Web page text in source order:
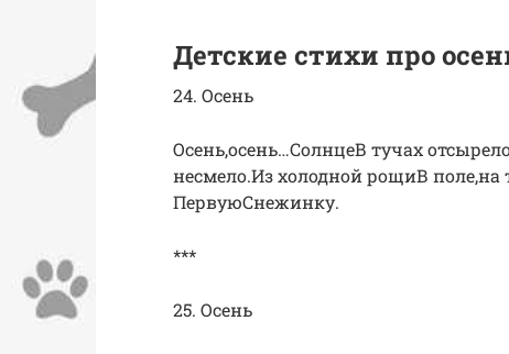
Детские стихи про
24. Осень
Осень,осень…СолнцеВ тучах
несмело.Из холодной рощиВ
ПервуюСнежинку.
***
25. Осень